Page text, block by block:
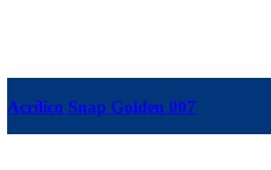
Acrílico Snap Golden 007